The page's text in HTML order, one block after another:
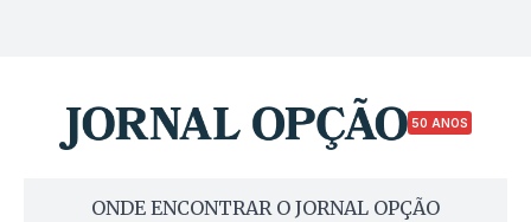
50 ANOS
ONDE ENCONTRAR O JORNAL OPÇÃO